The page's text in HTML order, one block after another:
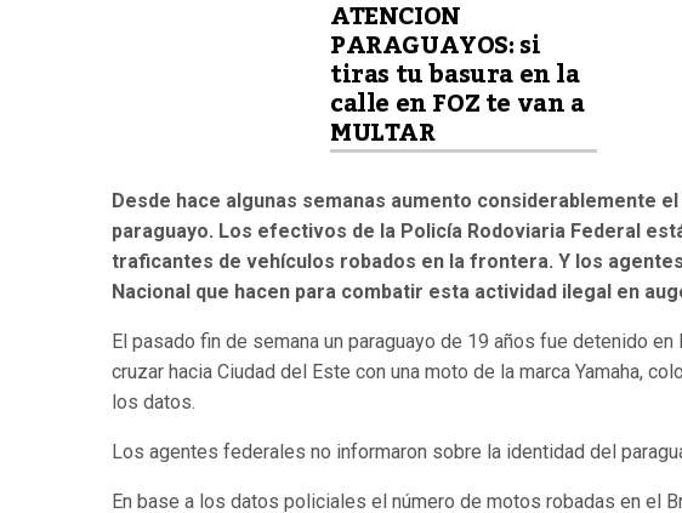
ATENCION
PARAGUAYOS: si
tiras tu basura en la
calle en FOZ te van a
MULTAR
Desde hace algunas semanas aumento considerablemente
paraguayo. Los efectivos de la Policía Rodoviaria Federal
traficantes de vehículos robados en la frontera. Y los
Nacional que hacen para combatir esta actividad ilegal en
El pasado fin de semana un paraguayo de 19 años fue detenido
cruzar hacia Ciudad del Este con una moto de la marca Yamaha,
los datos.
Los agentes federales no informaron sobre la identidad del
En base a los datos policiales el número de motos robadas en el